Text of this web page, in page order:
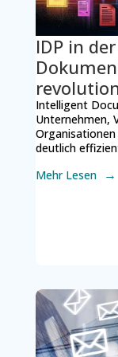
IDP in
Intelligent
Unternehmen,
deutlich
Mehr Lesen